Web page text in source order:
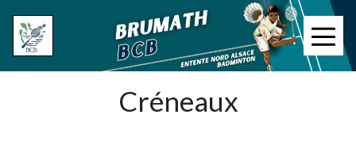
contenu
≡
Créneaux